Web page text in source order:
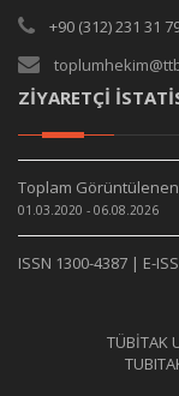
+90 (312) 231 31
ZİYARETÇİ
Toplam Görüntülenen
01.03.2020 - 06.08.2026
ISSN 1300-4387 | E-
TÜBİTAK